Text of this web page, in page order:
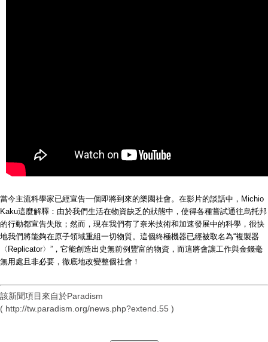
當今主流科學家已經宣告一個即將到來的樂園社會。在影片的談話中，Michio
Kaku這麼解釋：由於我們生活在物資缺乏的狀態中，使得各種嘗試通往烏托邦
的行動都宣告失敗；然而，現在我們有了奈米技術和加速發展中的科學，很快
地我們將能夠在原子領域重組一切物質。這個終極機器已經被取名為“複製器
〈Replicator〉”，它能創造出史無前例豐富的物資，而這將會讓工作與金錢毫
無用處且非必要，徹底地改變整個社會！
該新聞項目來自於Paradism
( http://tw.paradism.org/news.php?extend.55 )